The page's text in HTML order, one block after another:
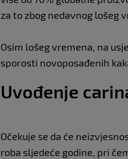
za to zbog nedavnog lošeg
Osim lošeg vremena, na
sporosti novoposađenih
Uvođenje
Očekuje se da će
roba sljedeće godine, pri